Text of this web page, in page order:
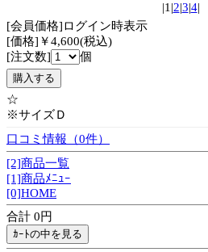
|1|2|3|4|
[会員価格]ログイン時表示
[価格]￥4,600(税込)
[注文数]
個
☆
※サイズＤ
口コミ情報（0件）
[2]商品一覧
[1]商品ﾒﾆｭｰ
[0]HOME
合計 0円